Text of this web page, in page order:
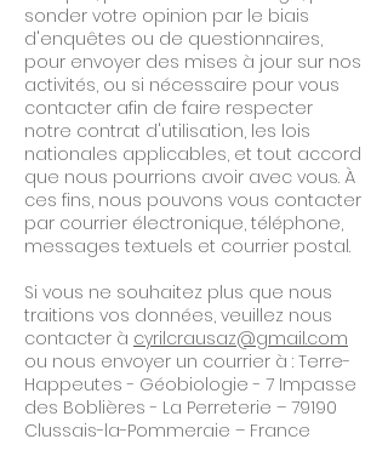
sonder votre opinion par le biais
d'enquêtes ou de questionnaires,
pour envoyer des mises à jour sur nos
activités, ou si nécessaire pour vous
contacter afin de faire respecter
notre contrat d'utilisation, les lois
nationales applicables, et tout accord
que nous pourrions avoir avec vous. À
ces fins, nous pouvons vous contacter
par courrier électronique, téléphone,
messages textuels et courrier postal.
Si vous ne souhaitez plus que nous
traitions vos données, veuillez nous
contacter à cyrilcrausaz@gmail.com
ou nous envoyer un courrier à : Terre-
Happeutes - Géobiologie - 7 Impasse
des Boblières - La Perreterie – 79190
Clussais-la-Pommeraie – France